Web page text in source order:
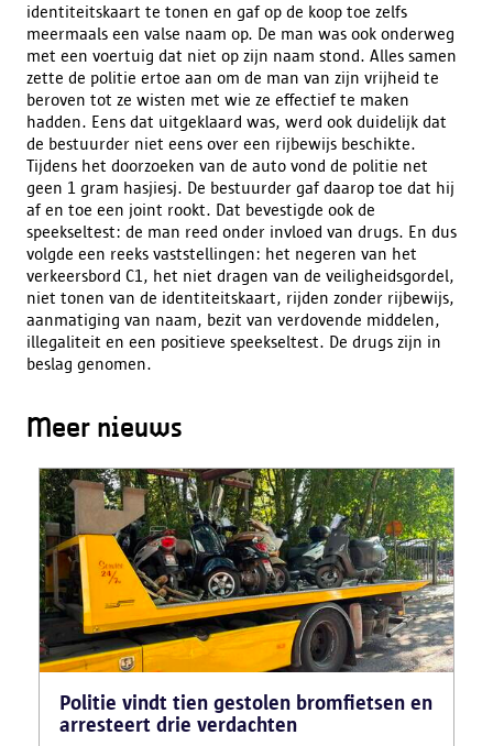
identiteitskaart te tonen en gaf op de koop toe zelfs
meermaals een valse naam op. De man was ook onderweg
met een voertuig dat niet op zijn naam stond. Alles samen
zette de politie ertoe aan om de man van zijn vrijheid te
beroven tot ze wisten met wie ze effectief te maken
hadden. Eens dat uitgeklaard was, werd ook duidelijk dat
de bestuurder niet eens over een rijbewijs beschikte.
Tijdens het doorzoeken van de auto vond de politie net
geen 1 gram hasjiesj. De bestuurder gaf daarop toe dat hij
af en toe een joint rookt. Dat bevestigde ook de
speekseltest: de man reed onder invloed van drugs. En dus
volgde een reeks vaststellingen: het negeren van het
verkeersbord C1, het niet dragen van de veiligheidsgordel,
niet tonen van de identiteitskaart, rijden zonder rijbewijs,
aanmatiging van naam, bezit van verdovende middelen,
illegaliteit en een positieve speekseltest. De drugs zijn in
beslag genomen.
Meer nieuws
Politie vindt tien gestolen bromfietsen en
arresteert drie verdachten